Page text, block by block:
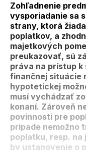
Zohľadnenie
vysporiadanie sa
strany, ktorá
poplatkov, a
majetkových
preukazovať, sú
práva na prístup k
finančnej situácie
hypotetickej
musí vychádzať
konaní. Zároveň
povinnosti pre
prípade nemožno
poplatku, resp. na
by ustanovenie o